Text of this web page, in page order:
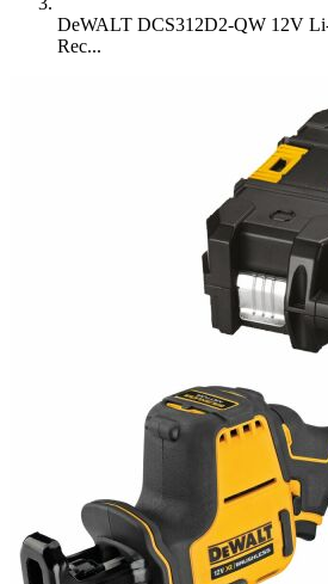
DeWALT DCS312D2-QW 12V
Rec...